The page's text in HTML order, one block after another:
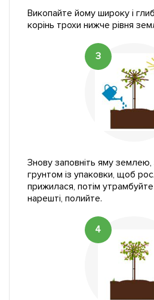
Викопайте йому широку і
корінь трохи нижче рівня
3
Знову заповніть яму землею,
грунтом із упаковки, щоб
прижилася, потім утрамбуйте
нарешті, полийте.
4